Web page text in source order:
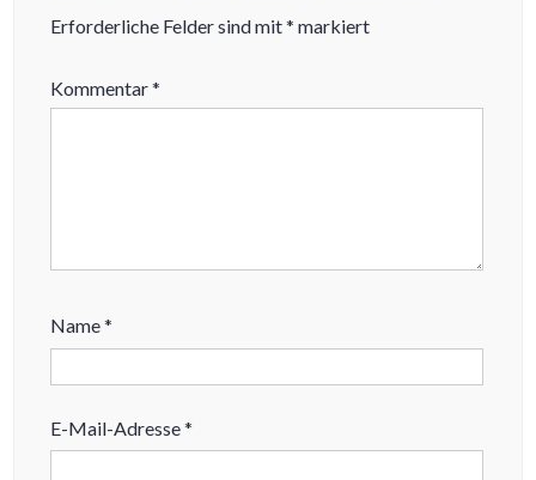
Erforderliche Felder sind mit* markiert
Kommentar*
Name*
E-Mail-Adresse*